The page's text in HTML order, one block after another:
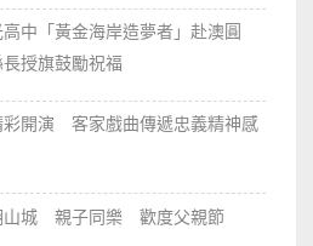
中「黃金海岸造夢者」赴澳圓
授旗鼓勵祝福
彩開演 客家戲曲傳遞忠義精神感
山城 親子同樂 歡度父親節